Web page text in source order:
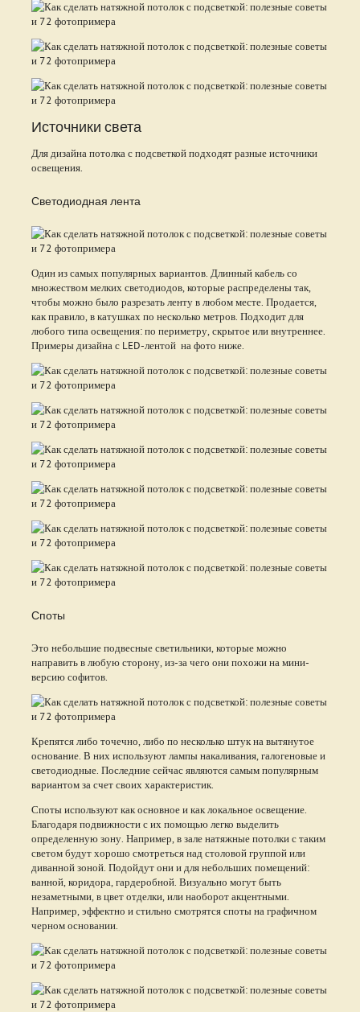
Источники света
Для дизайна потолка с подсветкой подходят разные источники
освещения.
Светодиодная лента
Один из самых популярных вариантов. Длинный кабель со
множеством мелких светодиодов, которые распределены так,
чтобы можно было разрезать ленту в любом месте. Продается,
как правило, в катушках по несколько метров. Подходит для
любого типа освещения: по периметру, скрытое или внутреннее.
Примеры дизайна с LED-лентой на фото ниже.
Споты
Это небольшие подвесные светильники, которые можно
направить в любую сторону, из-за чего они похожи на мини-
версию софитов.
Крепятся либо точечно, либо по несколько штук на вытянутое
основание. В них используют лампы накаливания, галогеновые и
светодиодные. Последние сейчас являются самым популярным
вариантом за счет своих характеристик.
Споты используют как основное и как локальное освещение.
Благодаря подвижности с их помощью легко выделить
определенную зону. Например, в зале натяжные потолки с таким
светом будут хорошо смотреться над столовой группой или
диванной зоной. Подойдут они и для небольших помещений:
ванной, коридора, гардеробной. Визуально могут быть
незаметными, в цвет отделки, или наоборот акцентными.
Например, эффектно и стильно смотрятся споты на графичном
черном основании.